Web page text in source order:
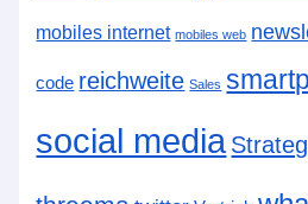
mobiles internet mobiles web
code reichweite Sales
social media